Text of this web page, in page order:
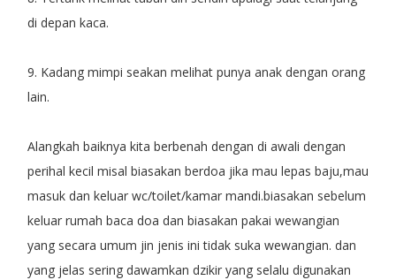
di depan kaca.
9. Kadang mimpi seakan melihat punya anak dengan orang
lain.
Alangkah baiknya kita berbenah dengan di awali dengan
perihal kecil misal biasakan berdoa jika mau lepas baju,mau
masuk dan keluar wc/toilet/kamar mandi.biasakan sebelum
keluar rumah baca doa dan biasakan pakai wewangian
yang secara umum jin jenis ini tidak suka wewangian. dan
yang jelas sering dawamkan dzikir yang selalu digunakan